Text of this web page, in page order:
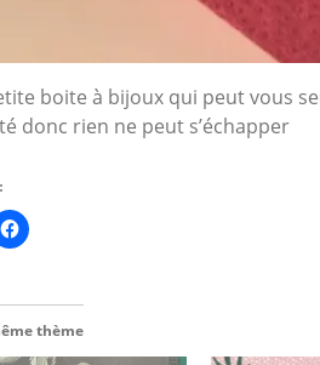
boite à bijoux qui peut vous
donc rien ne peut s’échapper
thème